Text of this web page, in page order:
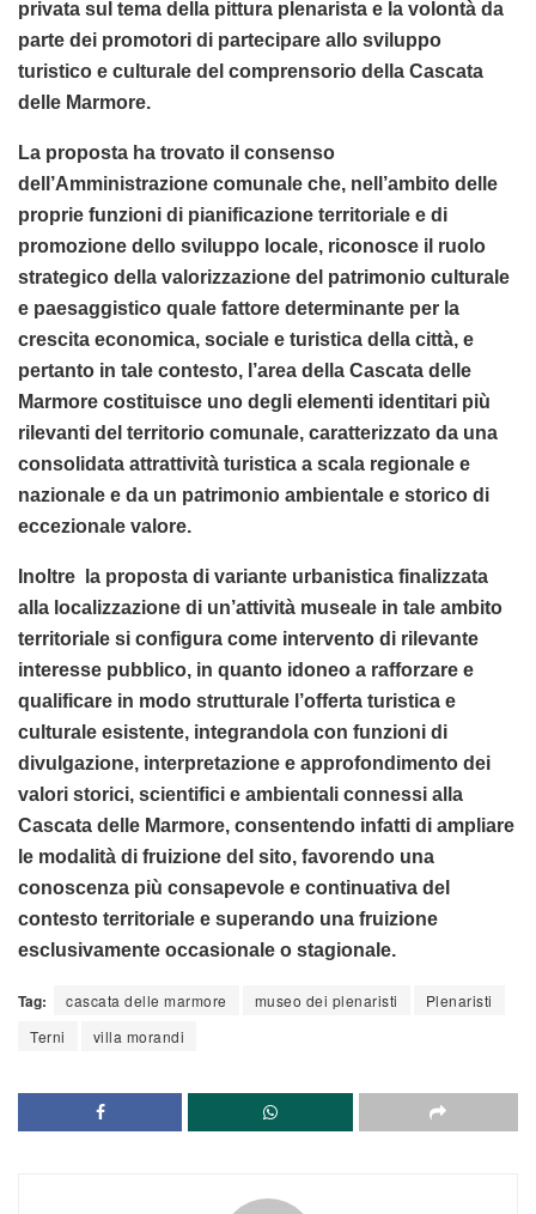
privata sul tema della pittura plenarista e la volontà da
parte dei promotori di partecipare allo sviluppo
turistico e culturale del comprensorio della Cascata
delle Marmore.
La proposta ha trovato il consenso
dell’Amministrazione comunale che, nell’ambito delle
proprie funzioni di pianificazione territoriale e di
promozione dello sviluppo locale, riconosce il ruolo
strategico della valorizzazione del patrimonio culturale
e paesaggistico quale fattore determinante per la
crescita economica, sociale e turistica della città, e
pertanto in tale contesto, l’area della Cascata delle
Marmore costituisce uno degli elementi identitari più
rilevanti del territorio comunale, caratterizzato da una
consolidata attrattività turistica a scala regionale e
nazionale e da un patrimonio ambientale e storico di
eccezionale valore.
Inoltre la proposta di variante urbanistica finalizzata
alla localizzazione di un’attività museale in tale ambito
territoriale si configura come intervento di rilevante
interesse pubblico, in quanto idoneo a rafforzare e
qualificare in modo strutturale l’offerta turistica e
culturale esistente, integrandola con funzioni di
divulgazione, interpretazione e approfondimento dei
valori storici, scientifici e ambientali connessi alla
Cascata delle Marmore, consentendo infatti di ampliare
le modalità di fruizione del sito, favorendo una
conoscenza più consapevole e continuativa del
contesto territoriale e superando una fruizione
esclusivamente occasionale o stagionale.
Tag: cascata delle marmore museo dei plenaristi
Plenaristi
Terni
villa morandi